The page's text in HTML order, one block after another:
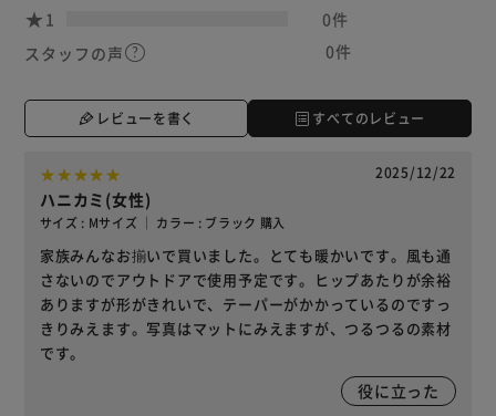
1
0件
スタッフの声
0件
レビューを書く すべてのレビュー
2025/12/22
ハニカミ(女性)
サイズ : Mサイズ ｜ カラー : ブラック 購入
家族みんなお揃いで買いました。とても暖かいです。風も通
さないのでアウトドアで使用予定です。ヒップあたりが余裕
ありますが形がきれいで、テーパーがかかっているのですっ
きりみえます。写真はマットにみえますが、つるつるの素材
です。
役に立った